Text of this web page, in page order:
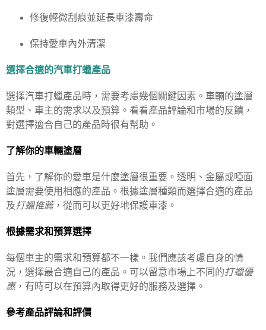
修復輕微刮痕並延長車漆壽命
保持愛車內外清潔
選擇合適的汽車打蠟產品
選擇汽車打蠟產品時，需要考慮幾個關鍵因素。車輛的塗層
類型、車主的需求以及預算。看看產品評論和市場的反饋，
對選擇適合自己的產品時很有幫助。
了解你的車輛塗層
首先，了解你的愛車是什麼塗層很重要。透明、金屬或啞面
塗層需要使用相應的產品。根據塗層種類而選擇合適的產品
及打蠟推薦，從而可以更好地保護車漆。
根據需求和預算選擇
每個車主的需求和預算都不一樣。我們應該考慮自身的情
況，選擇最合適自己的產品。可以留意市場上不同的打蠟優
惠，有時可以在預算內取得更好的服務及選擇。
參考產品評論和評價